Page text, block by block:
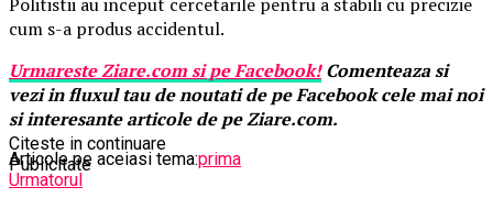
cum s-a produs accidentul.
UrmaresteZiare.comsi pe Facebook!Comenteaza si
vezi in fluxul tau de noutati de pe Facebook cele mai noi
si interesante articole de pe Ziare.com.
Articole pe aceiasi tema:prima
Urmatorul
Citeste in continuare
Publicitate